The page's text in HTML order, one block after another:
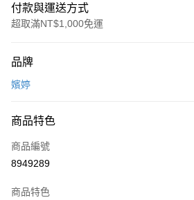
付款與運送方式
超取滿NT$1,000免運
信用卡一次付款
LINE Pay
街口支付
品牌
嬪婷
商品特色
商品編號
8949289
商品特色